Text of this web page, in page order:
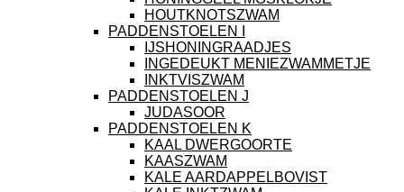
HOUTKNOTSZWAM
PADDENSTOELEN I
IJSHONINGRAADJES
INGEDEUKT MENIEZWAMMETJE
INKTVISZWAM
PADDENSTOELEN J
JUDASOOR
PADDENSTOELEN K
KAAL DWERGOORTE
KAASZWAM
KALE AARDAPPELBOVIST